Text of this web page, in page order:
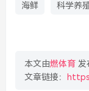
海鲜 科学养
本文由燃体育 发
文章链接：